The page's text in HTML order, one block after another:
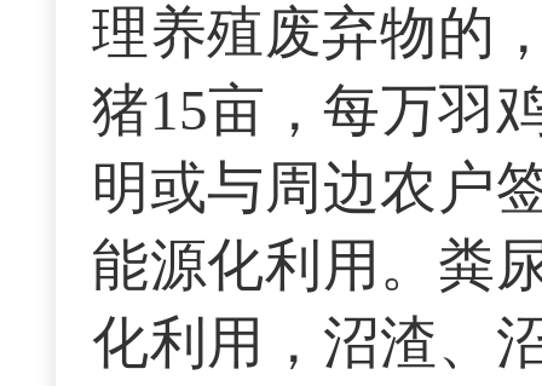
理养殖废弃物的
猪15亩，每万羽
明或与周边农户
能源化利用。粪
化利用，沼渣、